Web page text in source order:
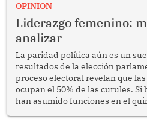
OPINION
Liderazgo femenino:
analizar
La paridad política aún es un
resultados de la elección
proceso electoral revelan que
ocupan el 50% de las curules.
han asumido funciones en el